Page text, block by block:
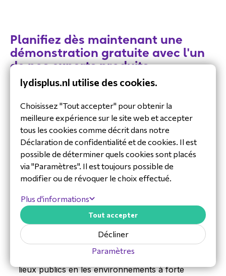
Planifiez dès maintenant une
démonstration gratuite avec l'un
de nos experts produits
correspond le mieux aux contraintes techniques et
d'exposition de votre projet d'affichage ? Planifiez
une démonstration gratuite ou un entretien conseil
avec l'un de nos spécialistes produits.
Au cours de cet échange, vous découvrirez :
Quel niveau de luminosité (nits) et quelle solution
d'affichage sont précisément adaptés à votre
emplacement.
Les différences fondamentales tussen moniteurs
standards, écrans haute luminosité en murs
d'images (videowalls).
lieux publics en les environnements à forte
lydisplus.nl utilise des cookies.
Choisissez "Tout accepter" pour obtenir la
meilleure expérience sur le site web et accepter
tous les cookies comme décrit dans notre
Déclaration de confidentialité et de cookies. Il est
possible de déterminer quels cookies sont placés
via "Paramètres". Il est toujours possible de
modifier ou de révoquer le choix effectué.
Plus d'informations
Paramètres
Décliner
Tout accepter